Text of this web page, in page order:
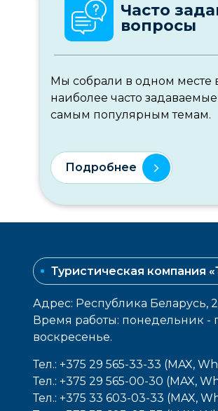
Часто
вопросы
Мы собрали в одном месте
наиболее часто
самым популярным темам.
Подробнее
Туристическая компания
Адрес: Республика Беларусь,
Время работы: понедельник -
воcкресенье.
Тел.: +375 29 565-33-33 (MAX,
Тел.: +375 29 565-00-30 (MAX,
Тел.: +375 33 603-03-33 (MAX,